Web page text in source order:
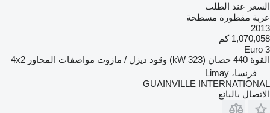
السعر عند الطلب
عربة مقطورة مسطحة
2013
1,070,058 كم
Euro 3
القوة 440 حصان (323 kW) وقود ديزل / مازوت مواصفات المحاور 4x2
فرنسا، Limay
GUAINVILLE INTERNATIONAL
الاتصال بالبائع